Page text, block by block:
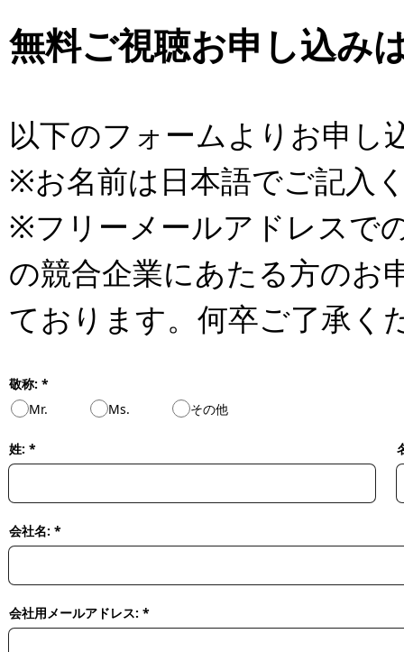
無料ご視聴お申し込み
以下のフォームよりお申し
※お名前は日本語でご記入
※フリーメールアドレスで
の競合企業にあたる方のお
ております。何卒ご了承く
敬称: *
Mr.
Ms. その他
姓: *
会社名: *
会社用メールアドレス: *